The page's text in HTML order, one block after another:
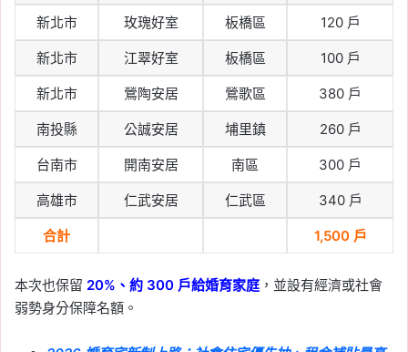
新北市 玫瑰好室 板橋區 120 戶
新北市 江翠好室 板橋區 100 戶
新北市 鶯陶安居 鶯歌區 380 戶
南投縣 公誠安居 埔里鎮 260 戶
台南市 開南安居 南區 300 戶
高雄市 仁武安居 仁武區 340 戶
合計 1,500 戶
本次也保留 20%、約 300 戶給婚育家庭 ，並設有經濟或社會
弱勢身分保障名額。